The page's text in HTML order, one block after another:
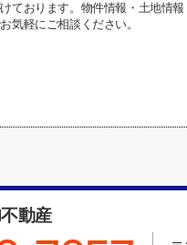
ております。物件情報・土地情
気軽にご相談ください。
動産